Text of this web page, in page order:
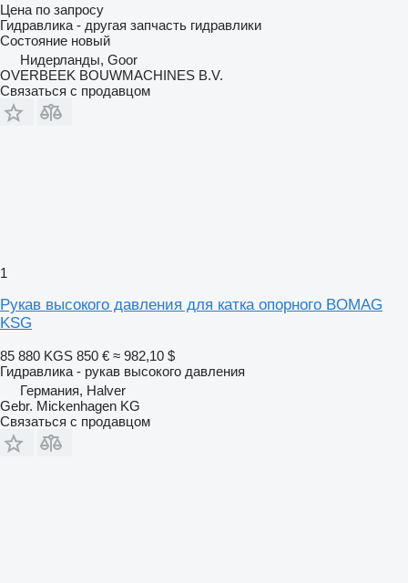
Цена по запросу
Гидравлика - другая запчасть гидравлики
Состояние новый
Нидерланды, Goor
OVERBEEK BOUWMACHINES B.V.
Связаться с продавцом
1
Рукав высокого давления для катка опорного BOMAG
KSG
85 880 KGS 850 € ≈ 982,10 $
Гидравлика - рукав высокого давления
Германия, Halver
Gebr. Mickenhagen KG
Связаться с продавцом